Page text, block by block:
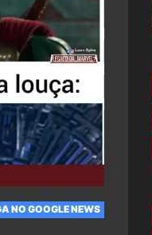
NO GOOGLE NEWS